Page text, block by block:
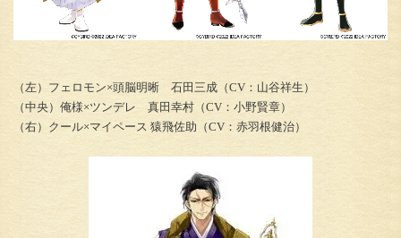
（左）フェロモン×頭脳明晰 石田三成（CV：山谷祥生）
（中央）俺様×ツンデレ 真田幸村（CV：小野賢章）
（右）クール×マイペース 猿飛佐助（CV：赤羽根健治）